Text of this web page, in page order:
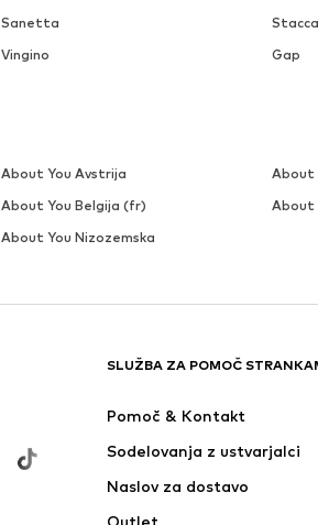
Sanetta
Vingino Gap
SLUŽBA ZA POMOČ
Pomoč & Kontakt
Sodelovanja z ustvarjalci
Naslov za dostavo
Outlet
About You Avstrija About
About You Belgija (fr) About
About You Nizozemska